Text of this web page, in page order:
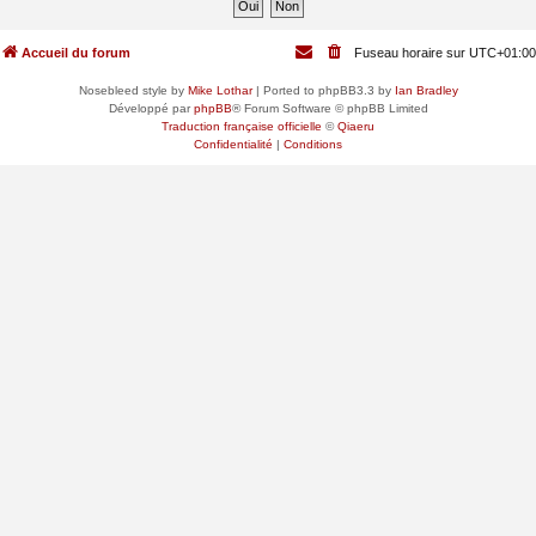
Accueil du forum Fuseau horaire sur UTC+01:00
Nosebleed style by Mike Lothar| Ported to phpBB3.3 by Ian Bradley
Développé parphpBB® Forum Software © phpBB Limited
Traduction française officielle ©Qiaeru
Confidentialité | Conditions